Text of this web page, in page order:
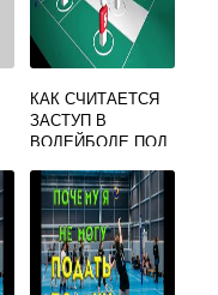
КАК СЧИТАЕТСЯ
ЗАСТУП В
ВОЛЕЙБОЛЕ ПОД